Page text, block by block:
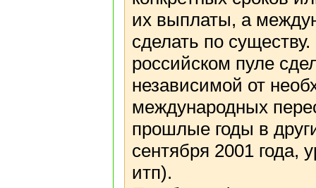
их выплаты, а
сделать по
российском пуле
независимой от
международных
прошлые годы в
сентября 2001 года,
итп).